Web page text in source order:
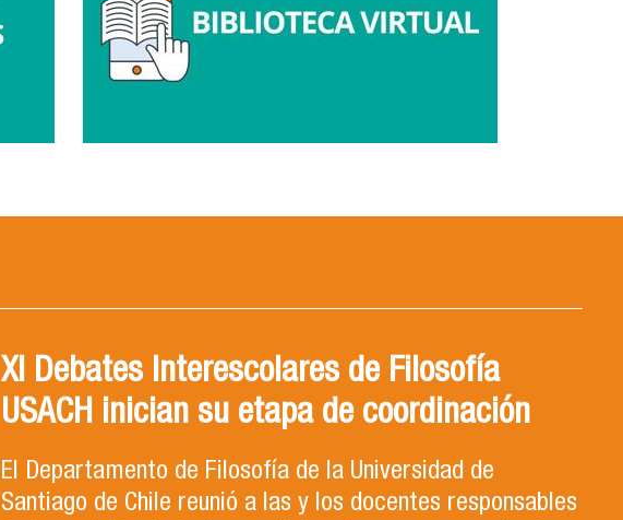
XI Debates Interescolares de Filosofía
USACH inician su etapa de coordinación
El Departamento de Filosofía de la Universidad de
Santiago de Chile reunió a las y los docentes responsables